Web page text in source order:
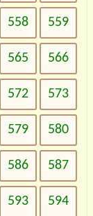
558 559
565 566
572 573
579 580
586 587
593 594